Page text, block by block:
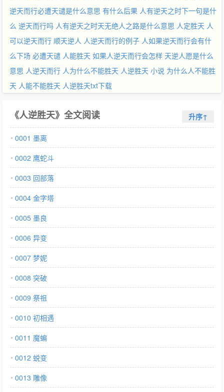
逆天而行必遭天谴是什么意思 有什么后果 人有逆天之时下一句是什
么 逆天而行吗 人有逆天之时天无绝人之路是什么意思 人定胜天 人
可以逆天而行 顺天逆人 人逆天而行的例子 人如果逆天而行会有什
么下场 必遭天谴 人能胜天 如果人逆天而行会怎样 天逆人愿是什么
意思 人逆天而行 人为什么不能胜天 人逆胜天 小说 为什么人不能胜
天 人能不能胜天 人逆胜天txt下载
《人逆胜天》全文阅读 升序↑
0001 墨离
0002 鹰蛇斗
0003 回部落
0004 金字塔
0005 墨良
0006 异变
0007 梦妮
0008 突破
0009 祭祖
0010 初相遇
0011 魔蝙
0012 蜕变
0013 雕像